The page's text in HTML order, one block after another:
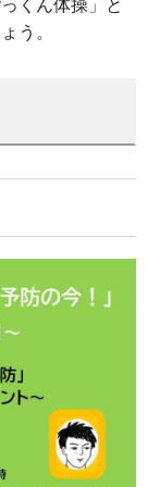
くん体操」と
う。